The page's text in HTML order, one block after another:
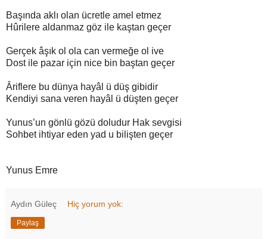
Başında aklı olan ücretle amel etmez
Hûrilere aldanmaz göz ile kaştan geçer
Gerçek âşık ol ola can vermeğe ol ive
Dost ile pazar için nice bin baştan geçer
Âriflere bu dünya hayâl ü düş gibidir
Kendiyi sana veren hayâl ü düşten geçer
Yunus’un gönlü gözü doludur Hak sevgisi
Sohbet ihtiyar eden yad u bilişten geçer
Yunus Emre
Aydın Güleç Hiç yorum yok:
Paylaş